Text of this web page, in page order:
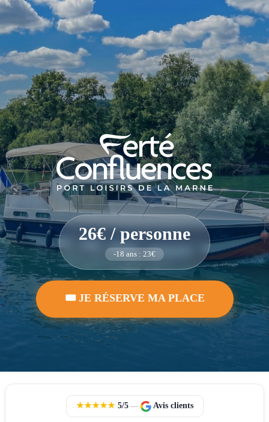
26€ / personne
-18 ans : 23€
🎟️ JE RÉSERVE MA PLACE
★★★★★ 5/5 — Avis clients